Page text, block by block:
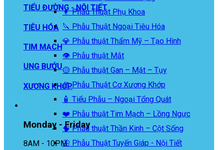
TIỂU ĐƯỜNG - NỘI TIẾT
TIÊU HÓA
TIM MẠCH
UNG BƯỚU
XƯƠNG KHỚP
Monday - Friday
8AM - 10PM
👩 Phẫu Thuật Phụ Khoa
🔪 Phẫu Thuật Ngoại Tiêu Hóa
💎 Phẫu thuật Thẩm Mỹ – Tạo Hình
👁️ Phẫu thuật Mắt
🟡 Phẫu thuật Gan – Mật – Tụy
🦴 Phẫu Thuật Cơ Xương Khớp
🧴 Tiểu Phẫu – Ngoại Tổng Quát
❤️ Phẫu thuật Tim Mạch – Lồng Ngực
🧠 Phẫu thuật Thần Kinh – Cột Sống
🦋 Phẫu Thuật Tuyến Giáp - Nội Tiết